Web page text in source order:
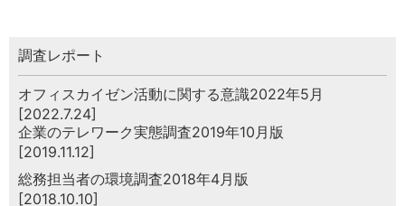
調査レポート
オフィスカイゼン活動に関する意識2022年5月
[2022.7.24]
企業のテレワーク実態調査2019年10月版
[2019.11.12]
総務担当者の環境調査2018年4月版
[2018.10.10]